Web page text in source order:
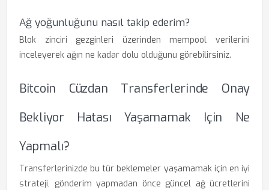
Ağ yoğunluğunu nasıl takip ederim?
Blok zinciri gezginleri üzerinden mempool verilerini
inceleyerek ağın ne kadar dolu olduğunu görebilirsiniz.
Bitcoin Cüzdan Transferlerinde Onay
Bekliyor Hatası Yaşamamak Için Ne
Yapmalı?
Transferlerinizde bu tür beklemeler yaşamamak için en iyi
strateji, gönderim yapmadan önce güncel ağ ücretlerini